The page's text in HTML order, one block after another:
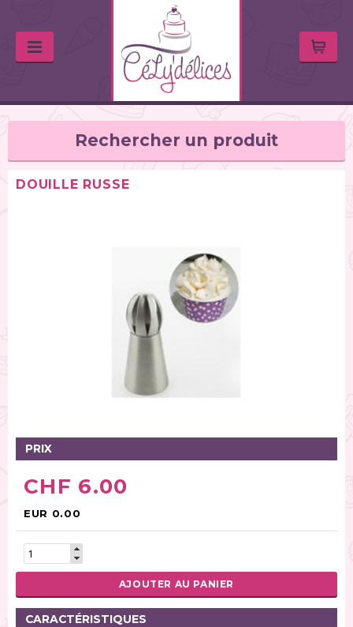
Rechercher un produit
Poches à douille et bouteilles (62)
Spatules / ustensiles (90)
Tables tournantes (5)
Présentoirs (111)
Tapis (21)
Bordures à gâteaux (35)
Outils pour pâte à sucre (86)
Presses à textures (26)
RÉINITIALISER LA RECHERCHE
DOUILLE RUSSE
PRIX
CHF 6.00
EUR 0.00
AJOUTER AU PANIER
CARACTÉRISTIQUES